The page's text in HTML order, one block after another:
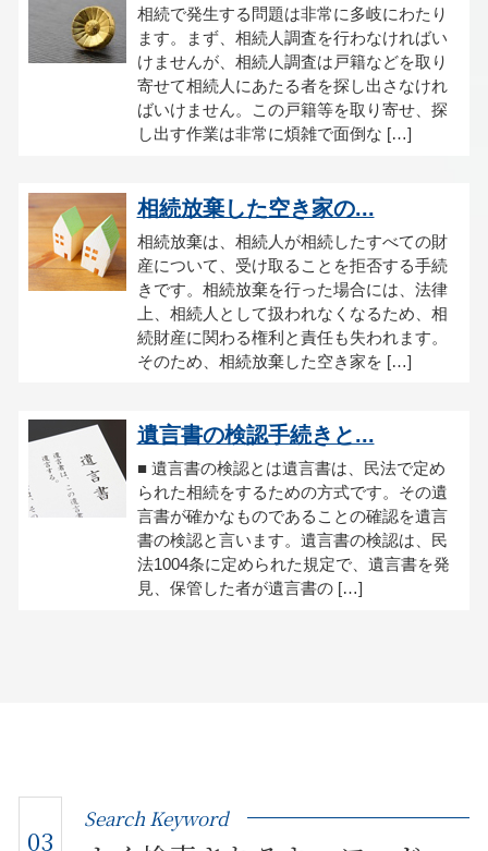
相続で発生する問題は非常に多岐にわたり
ます。まず、相続人調査を行わなければい
けませんが、相続人調査は戸籍などを取り
寄せて相続人にあたる者を探し出さなけれ
ばいけません。この戸籍等を取り寄せ、探
し出す作業は非常に煩雑で面倒な […]
相続放棄した空き家の...
相続放棄は、相続人が相続したすべての財
産について、受け取ることを拒否する手続
きです。相続放棄を行った場合には、法律
上、相続人として扱われなくなるため、相
続財産に関わる権利と責任も失われます。
そのため、相続放棄した空き家を […]
遺言書の検認手続きと...
■ 遺言書の検認とは遺言書は、民法で定め
られた相続をするための方式です。その遺
言書が確かなものであることの確認を遺言
書の検認と言います。遺言書の検認は、民
法1004条に定められた規定で、遺言書を発
見、保管した者が遺言書の […]
03
Search Keyword